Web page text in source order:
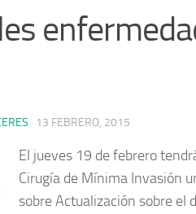
· 13 FEBRERO, 2015
El jueves 19 de febrero
Cirugía de Mínima Invasión
sobre Actualización sobre el